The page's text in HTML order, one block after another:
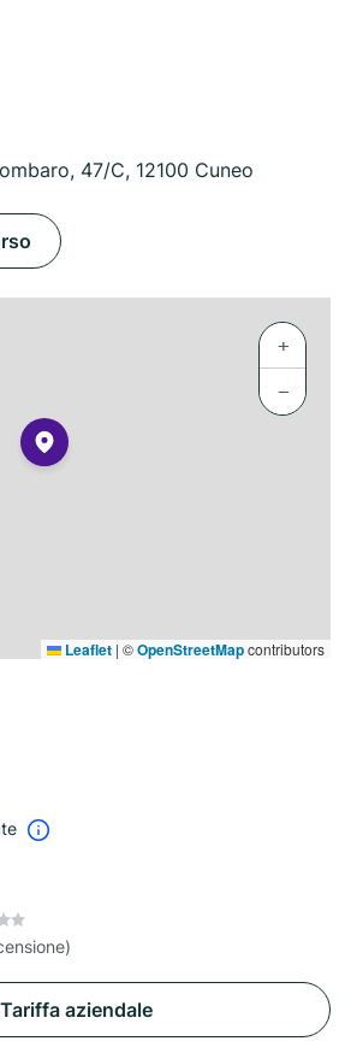
47/C, 12100 Cuneo
+
−
Leaflet | ©OpenStreetMapcontributors
Tariffa aziendale